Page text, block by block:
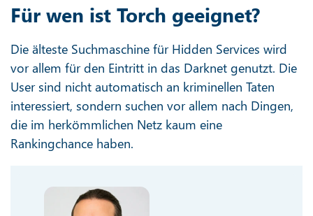
Für wen ist Torch geeignet?
Die älteste Suchmaschine für Hidden Services wird
vor allem für den Eintritt in das Darknet genutzt. Die
User sind nicht automatisch an kriminellen Taten
interessiert, sondern suchen vor allem nach Dingen,
die im herkömmlichen Netz kaum eine
Rankingchance haben.